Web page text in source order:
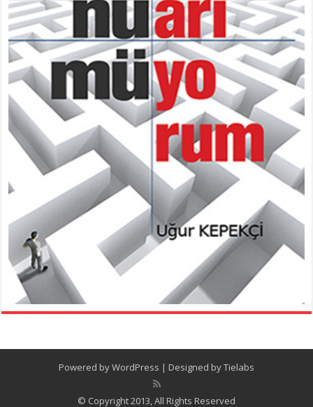
Powered byWordPress | Designed byTielabs
© Copyright 2013, All Rights Reserved